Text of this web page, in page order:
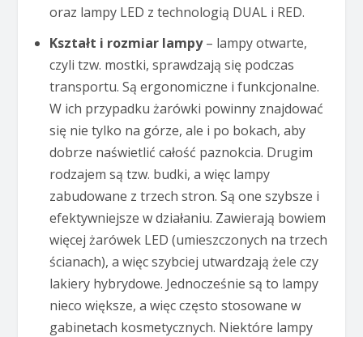
oraz lampy LED z technologią DUAL i RED.
Kształt i rozmiar lampy– lampy otwarte,
czyli tzw. mostki, sprawdzają się podczas
transportu. Są ergonomiczne i funkcjonalne.
W ich przypadku żarówki powinny znajdować
się nie tylko na górze, ale i po bokach, aby
dobrze naświetlić całość paznokcia. Drugim
rodzajem są tzw. budki, a więc lampy
zabudowane z trzech stron. Są one szybsze i
efektywniejsze w działaniu. Zawierają bowiem
więcej żarówek LED (umieszczonych na trzech
ścianach), a więc szybciej utwardzają żele czy
lakiery hybrydowe. Jednocześnie są to lampy
nieco większe, a więc często stosowane w
gabinetach kosmetycznych. Niektóre lampy